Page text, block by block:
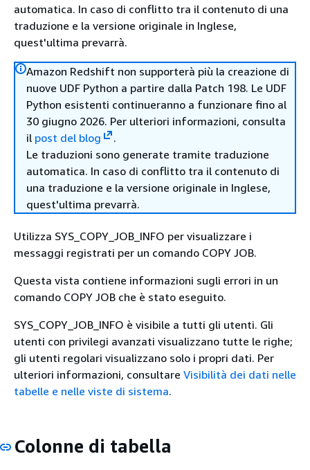
automatica. In caso di conflitto tra il contenuto di una
traduzione e la versione originale in Inglese,
quest'ultima prevarrà.
Amazon Redshift non supporterà più la creazione di
nuove UDF Python a partire dalla Patch 198. Le UDF
Python esistenti continueranno a funzionare fino al
30 giugno 2026. Per ulteriori informazioni, consulta
il post del blog
.
Le traduzioni sono generate tramite traduzione
automatica. In caso di conflitto tra il contenuto di
una traduzione e la versione originale in Inglese,
quest'ultima prevarrà.
Utilizza SYS_COPY_JOB_INFO per visualizzare i
messaggi registrati per un comando COPY JOB.
Questa vista contiene informazioni sugli errori in un
comando COPY JOB che è stato eseguito.
SYS_COPY_JOB_INFO è visibile a tutti gli utenti. Gli
utenti con privilegi avanzati visualizzano tutte le righe;
gli utenti regolari visualizzano solo i propri dati. Per
ulteriori informazioni, consultare Visibilità dei dati nelle
tabelle e nelle viste di sistema.
Colonne di tabella